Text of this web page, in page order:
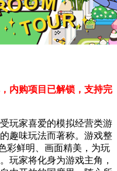
内购项目已解锁，支持完
玩家喜爱的模拟经营类游
趣味玩法而著称。游戏整
彩鲜明、画面精美，为玩
玩家将化身为游戏主角，